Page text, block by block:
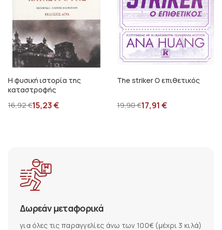
Η φυσική ιστορία της
καταστροφής
16,92€15,23€
The striker Ο επιθετικός
19,90€17,91 €
Δωρεάν μεταφορικά
για όλες τις παραγγελίες άνω των 100€ (μέχρι 3 κιλά)